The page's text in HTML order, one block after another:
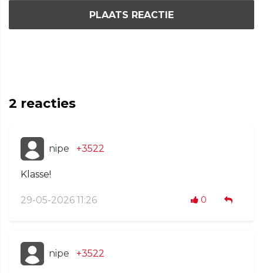
PLAATS REACTIE
2 reacties
nipe +3522
Klasse!
29-05-2026 11:26 0
nipe +3522